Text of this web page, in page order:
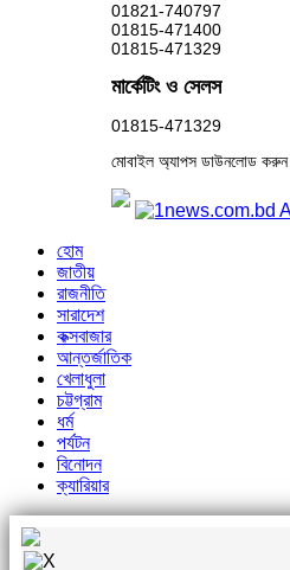
01821-740797
01815-471400
01815-471329
মার্কেটিং ও সেলস
01815-471329
মোবাইল অ্যাপস ডাউনলোড করুন
হোম
জাতীয়
রাজনীতি
সারাদেশ
কক্সবাজার
আন্তর্জাতিক
খেলাধুলা
চট্টগ্রাম
ধর্ম
পর্যটন
বিনোদন
ক্যারিয়ার